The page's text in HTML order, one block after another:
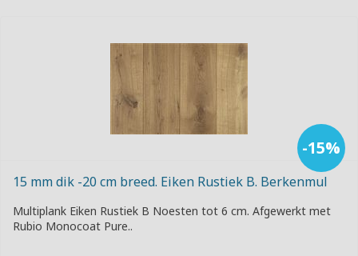
-15%
15 mm dik -20 cm breed. Eiken Rustiek B. Berkenmul
Multiplank Eiken Rustiek B Noesten tot 6 cm. Afgewerkt met
Rubio Monocoat Pure..